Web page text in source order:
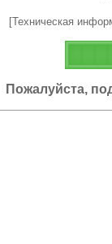
[Техническая
Пожалуйста,